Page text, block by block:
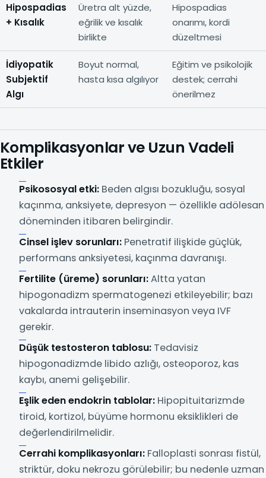
Hipospadias
+ Kısalık
Üretra alt yüzde,
eğrilik ve kısalık
birlikte
Hipospadias
onarımı, kordi
düzeltmesi
İdiyopatik
Subjektif
Algı
Boyut normal,
hasta kısa algılıyor
Eğitim ve psikolojik
destek; cerrahi
önerilmez
Komplikasyonlar ve Uzun Vadeli
Etkiler
Psikososyal etki: Beden algısı bozukluğu, sosyal
kaçınma, anksiyete, depresyon — özellikle adölesan
döneminden itibaren belirgindir.
Cinsel işlev sorunları: Penetratif ilişkide güçlük,
performans anksiyetesi, kaçınma davranışı.
Fertilite (üreme) sorunları:Altta yatan
hipogonadizm spermatogenezi etkileyebilir; bazı
vakalarda intrauterin inseminasyon veya IVF
gerekir.
Düşük testosteron tablosu: Tedavisiz
hipogonadizmde libido azlığı, osteoporoz, kas
kaybı, anemi gelişebilir.
Eşlik eden endokrin tablolar: Hipopituitarizmde
tiroid, kortizol, büyüme hormonu eksiklikleri de
değerlendirilmelidir.
Cerrahi komplikasyonları: Falloplasti sonrası fistül,
striktür, doku nekrozu görülebilir; bu nedenle uzman